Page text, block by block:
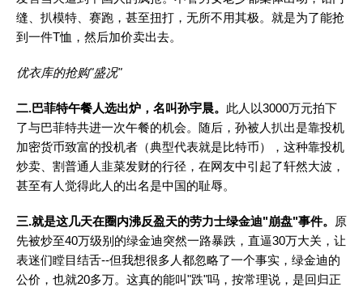
缝、扒模特、赛跑，甚至扭打，无所不用其极。就是为了能抢
到一件T恤，然后加价卖出去。
优衣库的抢购"盛况"
二.巴菲特午餐人选出炉，名叫孙宇晨。 此人以3000万元拍下
了与巴菲特共进一次午餐的机会。随后，孙被人扒出是靠投机
加密货币致富的投机者（典型代表就是比特币），这种靠投机
炒卖、割普通人韭菜发财的行径，在网友中引起了轩然大波，
甚至有人觉得此人的出名是中国的耻辱。
三.就是这几天在圈内沸反盈天的劳力士绿金迪"崩盘"事件。
原
先被炒至40万级别的绿金迪突然一路暴跌，直逼30万大关，让
表迷们瞠目结舌--但我想很多人都忽略了一个事实，绿金迪的
公价，也就20多万。这真的能叫"跌"吗，按常理说，是回归正